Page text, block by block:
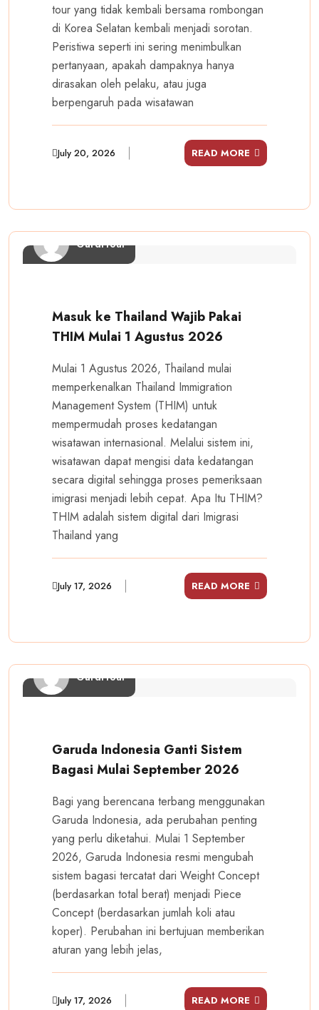
tour yang tidak kembali bersama rombongan
di Korea Selatan kembali menjadi sorotan.
Peristiwa seperti ini sering menimbulkan
pertanyaan, apakah dampaknya hanya
dirasakan oleh pelaku, atau juga
berpengaruh pada wisatawan
July 20, 2026 READ MORE
GardiTour
Masuk ke Thailand Wajib Pakai
THIM Mulai 1 Agustus 2026
Mulai 1 Agustus 2026, Thailand mulai
memperkenalkan Thailand Immigration
Management System (THIM) untuk
mempermudah proses kedatangan
wisatawan internasional. Melalui sistem ini,
wisatawan dapat mengisi data kedatangan
secara digital sehingga proses pemeriksaan
imigrasi menjadi lebih cepat. Apa Itu THIM?
THIM adalah sistem digital dari Imigrasi
Thailand yang
July 17, 2026 READ MORE
GardiTour
Garuda Indonesia Ganti Sistem
Bagasi Mulai September 2026
Bagi yang berencana terbang menggunakan
Garuda Indonesia, ada perubahan penting
yang perlu diketahui. Mulai 1 September
2026, Garuda Indonesia resmi mengubah
sistem bagasi tercatat dari Weight Concept
(berdasarkan total berat) menjadi Piece
Concept (berdasarkan jumlah koli atau
koper). Perubahan ini bertujuan memberikan
aturan yang lebih jelas,
July 17, 2026 READ MORE